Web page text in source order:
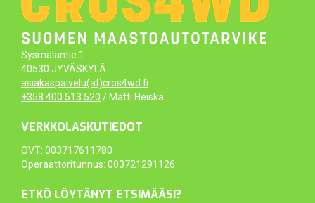
Sysmäläntie 1
40530 JYVÄSKYLÄ
asiakaspalvelu(at)cros4wd.fi
+358 400 513 520 / Matti Heiska
VERKKOLASKUTIEDOT
OVT: 003717611780
Operaattoritunnus: 003721291126
ETKÖ LÖYTÄNYT ETSIMÄÄSI?